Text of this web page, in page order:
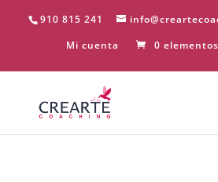
910 815 241
Mi cuenta
0 elementos